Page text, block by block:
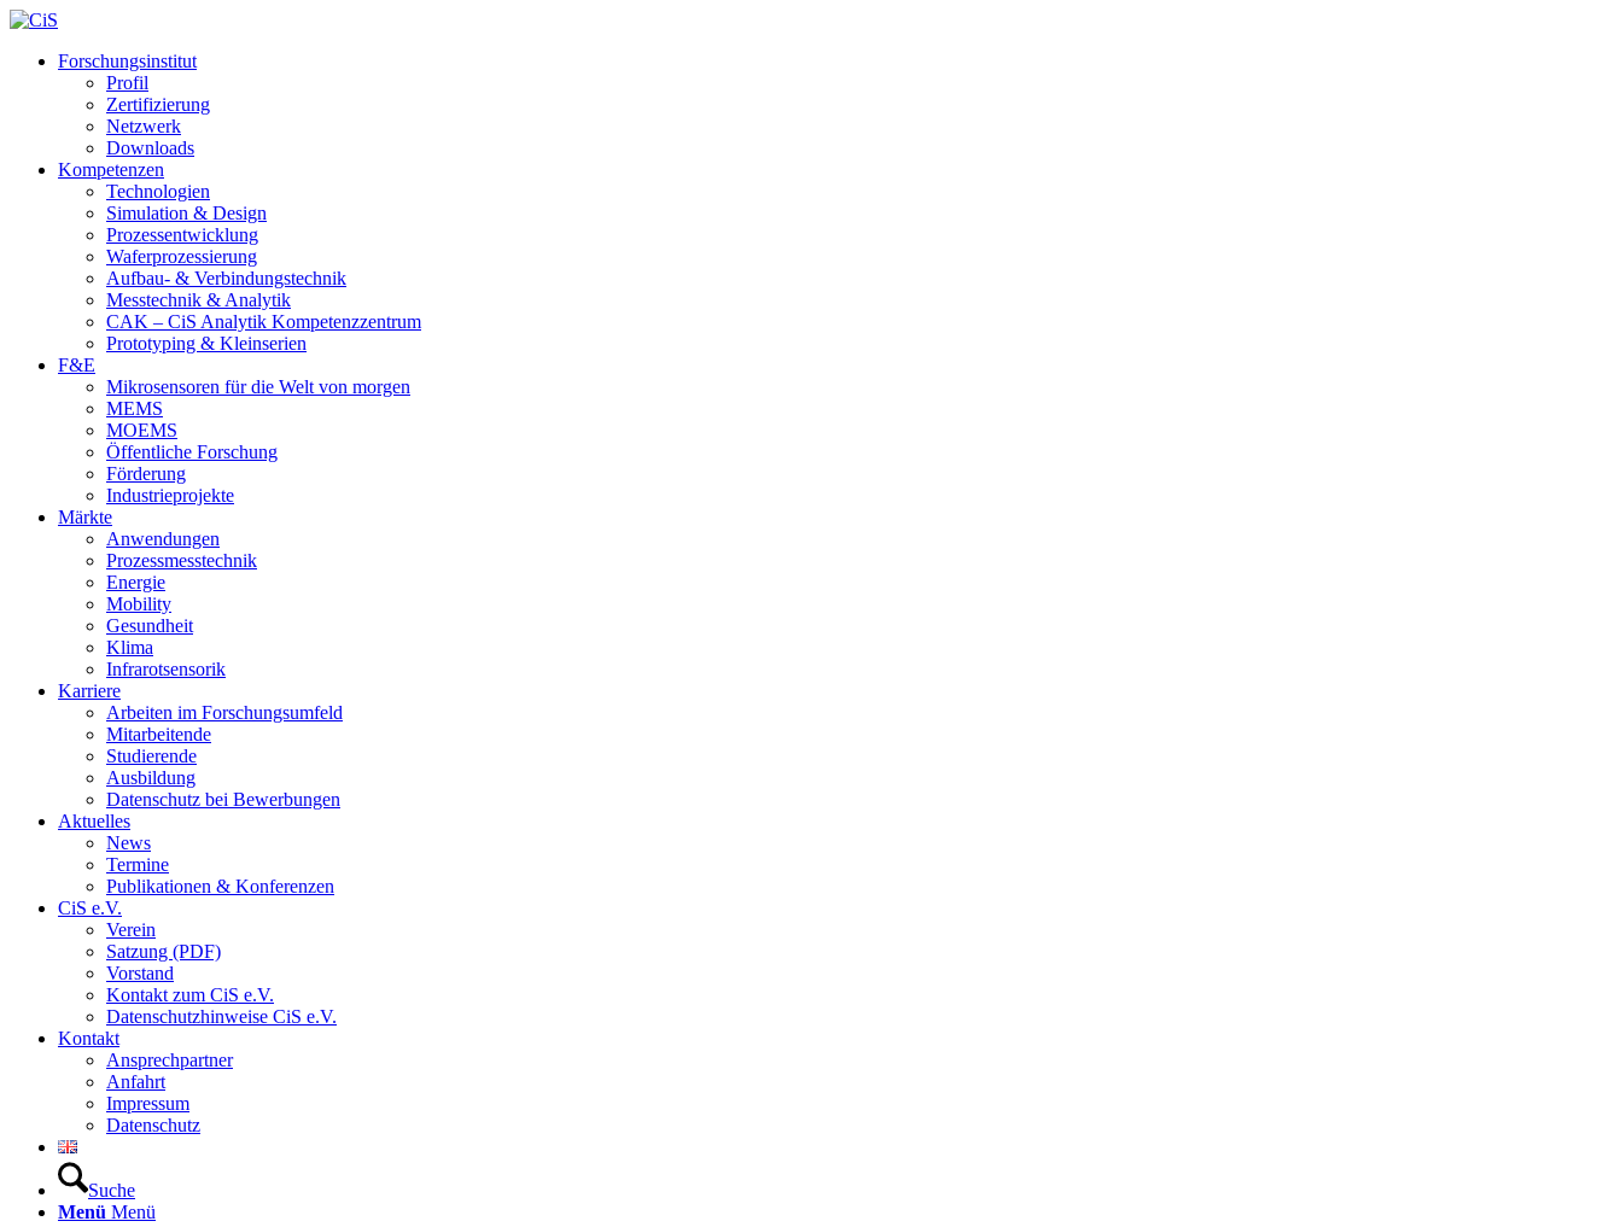
Forschungsinstitut
Profil
Zertifizierung
Netzwerk
Downloads
Kompetenzen
Technologien
Simulation & Design
Prozessentwicklung
Waferprozessierung
Aufbau- & Verbindungstechnik
Messtechnik & Analytik
CAK – CiS Analytik Kompetenzzentrum
Prototyping & Kleinserien
F&E
Mikrosensoren für die Welt von morgen
MEMS
MOEMS
Öffentliche Forschung
Förderung
Industrieprojekte
Märkte
Anwendungen
Prozessmesstechnik
Energie
Mobility
Gesundheit
Klima
Infrarotsensorik
Karriere
Arbeiten im Forschungsumfeld
Mitarbeitende
Studierende
Ausbildung
Datenschutz bei Bewerbungen
Aktuelles
News
Termine
Publikationen & Konferenzen
CiS e.V.
Verein
Satzung (PDF)
Vorstand
Kontakt zum CiS e.V.
Datenschutzhinweise CiS e.V.
Kontakt
Ansprechpartner
Anfahrt
Impressum
Datenschutz
Suche
Menü Menü